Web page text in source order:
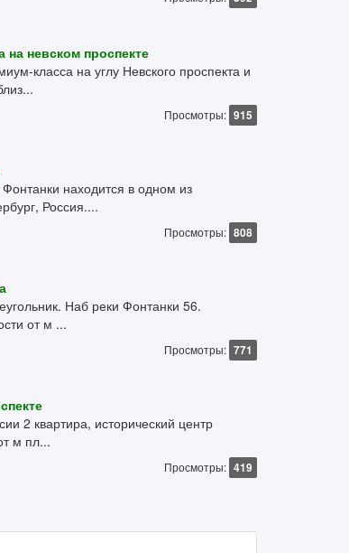
на невском проспекте
класса на углу Невского проспекта и
Просмотры: 915
находится в одном из
Россия....
Просмотры: 808
Наб реки Фонтанки 56.
от м ...
Просмотры: 771
2 квартира, исторический центр
м пл...
Просмотры: 419